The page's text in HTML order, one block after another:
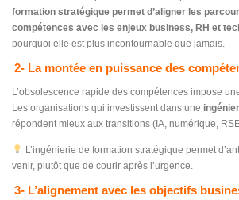
formation stratégique permet d’aligner les
compétences avec les enjeux business, RH et
pourquoi elle est plus incontournable que jamais.
2- La montée en puissance des
L’obsolescence rapide des compétences impose
Les organisations qui investissent dans une
répondent mieux aux transitions (IA, numérique,
L’ingénierie de formation stratégique permet
venir, plutôt que de courir après l’urgence.
3- L’alignement avec les objectifs